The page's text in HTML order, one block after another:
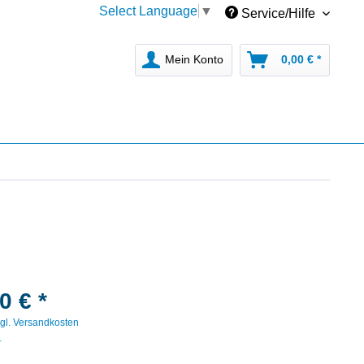
Select Language ▼ Service/Hilfe
Mein Konto 0,00 € *
€ *
Versandkosten